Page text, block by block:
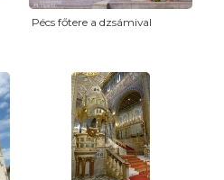
Pécs főtere a dzsámival